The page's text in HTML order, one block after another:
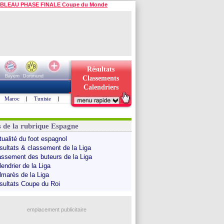
PHASE FINALE Coupe du Monde
Bayern
Dortmund
Résultats
Classements
Calendriers
Maroc | Tunisie |
de la rubrique Espagne
du foot espagnol
& classement de la Liga
des buteurs de la Liga
de la Liga
de la Liga
Coupe du Roi
emplacement publicitaire